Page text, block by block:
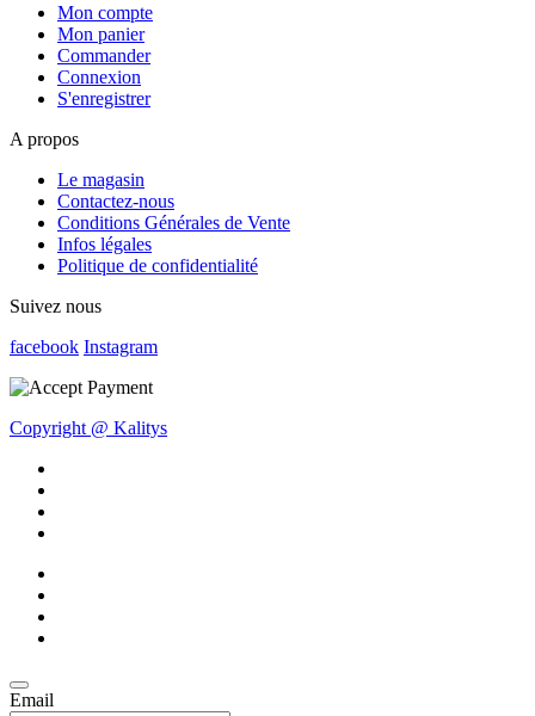
Mon compte
Mon panier
Commander
Connexion
S'enregistrer
A propos
Le magasin
Contactez-nous
Conditions Générales de Vente
Infos légales
Politique de confidentialité
Suivez nous
facebook Instagram
Copyright @ Kalitys
Email